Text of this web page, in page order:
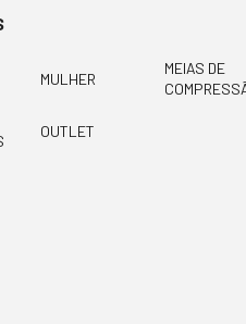
MULHER
MEIAS DE
OUTLET